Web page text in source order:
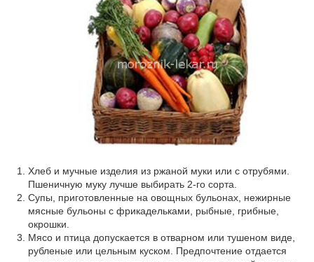
Хлеб и мучные изделия из ржаной муки или с отрубями.
Пшеничную муку лучше выбирать 2-го сорта.
Супы, приготовленные на овощных бульонах, нежирные
мясные бульоны с фрикадельками, рыбные, грибные,
окрошки.
Мясо и птица допускается в отварном или тушеном виде,
рубленые или цельным куском. Предпочтение отдается